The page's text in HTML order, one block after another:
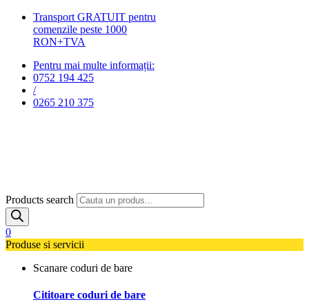
Transport GRATUIT pentru
comenzile peste 1000
RON+TVA
Pentru mai multe informații:
0752 194 425
/
0265 210 375
Products search
0
Produse si servicii
Scanare coduri de bare
Cititoare coduri de bare